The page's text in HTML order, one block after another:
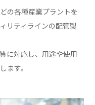
の各種産業プラントを
リティラインの配管製
に対応し、用途や使用
ます。